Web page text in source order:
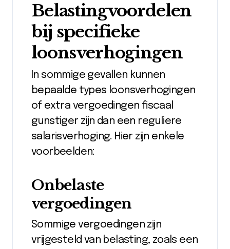
Belastingvoordelen
bij specifieke
loonsverhogingen
In sommige gevallen kunnen
bepaalde types loonsverhogingen
of extra vergoedingen fiscaal
gunstiger zijn dan een reguliere
salarisverhoging. Hier zijn enkele
voorbeelden:
Onbelaste
vergoedingen
Sommige vergoedingen zijn
vrijgesteld van belasting, zoals een